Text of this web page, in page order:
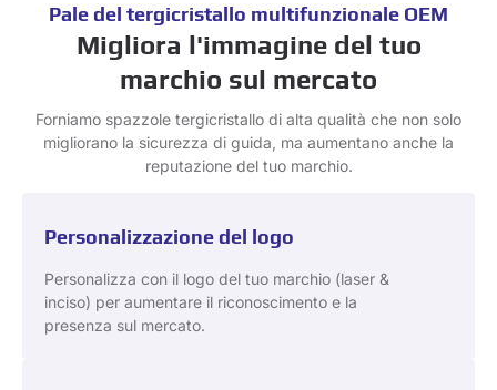
Pale del tergicristallo multifunzionale OEM
Migliora l'immagine del tuo
marchio sul mercato
Forniamo spazzole tergicristallo di alta qualità che non solo
migliorano la sicurezza di guida, ma aumentano anche la
reputazione del tuo marchio.
Personalizzazione del logo
Personalizza con il logo del tuo marchio (laser &
inciso) per aumentare il riconoscimento e la
presenza sul mercato.